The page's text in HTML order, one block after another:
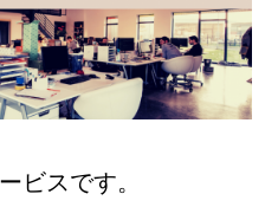
ビスです。